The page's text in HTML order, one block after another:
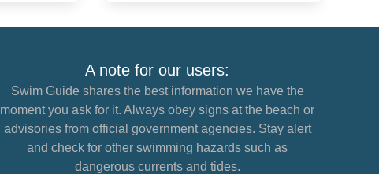
A note for our users:
Swim Guide shares the best information we have the
moment you ask for it. Always obey signs at the beach or
advisories from official government agencies. Stay alert
and check for other swimming hazards such as
dangerous currents and tides.